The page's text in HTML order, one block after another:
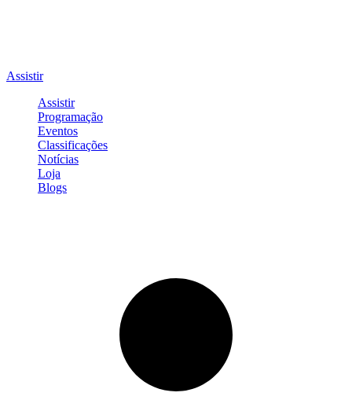
Assistir
Assistir
Programação
Eventos
Classificações
Notícias
Loja
Blogs